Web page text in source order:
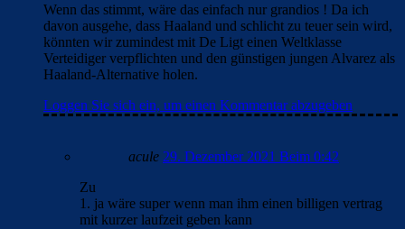
Wenn das stimmt, wäre das einfach nur grandios ! Da ich
davon ausgehe, dass Haaland und schlicht zu teuer sein wird,
könnten wir zumindest mit De Ligt einen Weltklasse
Verteidiger verpflichten und den günstigen jungen Alvarez als
Haaland-Alternative holen.
Loggen Sie sich ein, um einen Kommentar abzugeben
acule 29. Dezember 2021 Beim 0:42
Zu
1. ja wäre super wenn man ihm einen billigen vertrag
mit kurzer laufzeit geben kann